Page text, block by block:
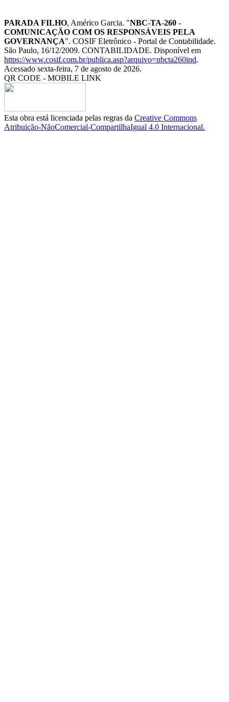
PARADA FILHO, Américo Garcia. "NBC-TA-260 -
COMUNICAÇÃO COM OS RESPONSÁVEIS PELA
GOVERNANÇA". COSIF Eletrônico - Portal de Contabilidade.
São Paulo, 16/12/2009. CONTABILIDADE. Disponível em
https://www.cosif.com.br/publica.asp?arquivo=nbcta260ind.
Acessado sexta-feira, 7 de agosto de 2026.
QR CODE - MOBILE LINK
Esta obra está licenciada pelas regras da Creative Commons
Atribuição-NãoComercial-CompartilhaIgual 4.0 Internacional.